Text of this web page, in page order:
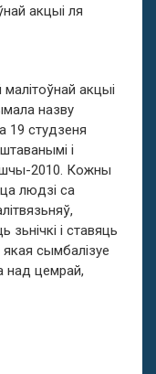
акцыі ля
акцыі
назву
19 студзеня
і
2010. Кожны
людзі са
і ставяць
якая сымбалізуе
над цемрай,